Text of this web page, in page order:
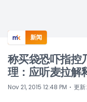
新闻
称买袋恐吓指控
理：应听麦拉解
Nov 21, 2015 12:48 PM ⋅ 更新: